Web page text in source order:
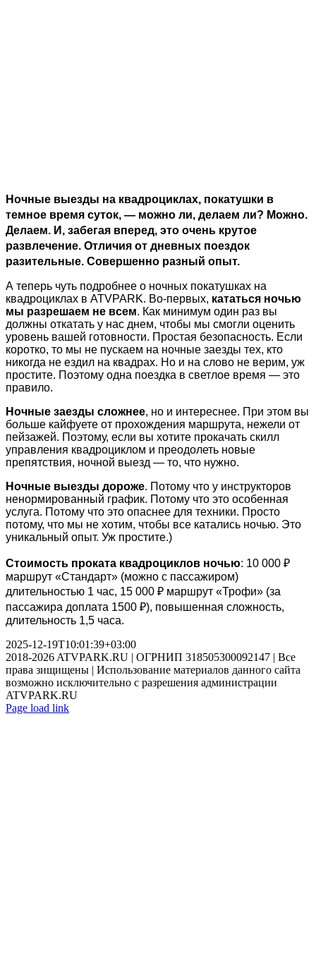
Ночные выезды на квадроциклах, покатушки в
темное время суток, — можно ли, делаем ли? Можно.
Делаем. И, забегая вперед, это очень крутое
развлечение. Отличия от дневных поездок
разительные. Совершенно разный опыт.
А теперь чуть подробнее о ночных покатушках на
квадроциклах в ATVPARK. Во-первых, кататься ночью
мы разрешаем не всем. Как минимум один раз вы
должны откатать у нас днем, чтобы мы смогли оценить
уровень вашей готовности. Простая безопасность. Если
коротко, то мы не пускаем на ночные заезды тех, кто
никогда не ездил на квадрах. Но и на слово не верим, уж
простите. Поэтому одна поездка в светлое время — это
правило.
Ночные заезды сложнее, но и интереснее. При этом вы
больше кайфуете от прохождения маршрута, нежели от
пейзажей. Поэтому, если вы хотите прокачать скилл
управления квадроциклом и преодолеть новые
препятствия, ночной выезд — то, что нужно.
Ночные выезды дороже. Потому что у инструкторов
ненормированный график. Потому что это особенная
услуга. Потому что это опаснее для техники. Просто
потому, что мы не хотим, чтобы все катались ночью. Это
уникальный опыт. Уж простите.)
Стоимость проката квадроциклов ночью: 10 000 ₽
маршрут «Стандарт» (можно с пассажиром)
длительностью 1 час, 15 000 ₽ маршрут «Трофи» (за
пассажира доплата 1500 ₽), повышенная сложность,
длительность 1,5 часа.
2025-12-19T10:01:39+03:00
2018-2026 ATVPARK.RU | ОГРНИП 318505300092147 | Все
права зищищены | Использование материалов данного сайта
возможно исключительно с разрешения администрации
ATVPARK.RU
Vk
Instagram
Telegram
Page load link